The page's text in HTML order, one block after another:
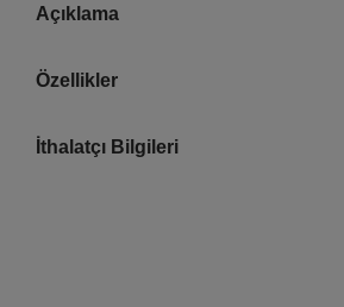
Açıklama
Özellikler
İthalatçı Bilgileri